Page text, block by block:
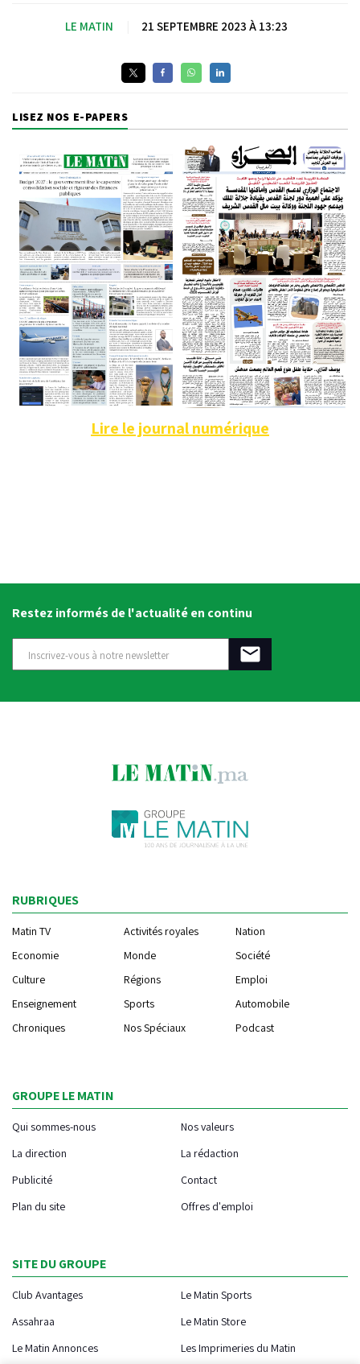
LE MATIN 21 SEPTEMBRE 2023 À 13:23
LISEZ NOS E-PAPERS
Lire le journal numérique
Restez informés de l'actualité en continu
RUBRIQUES
Matin TV Activités royales
Nation
Economie
Monde
Société
Culture
Régions
Emploi
Enseignement
Sports
Automobile
Chroniques
Nos Spéciaux Podcast
GROUPE LE MATIN
Qui sommes-nous
Nos valeurs
La direction
La rédaction
Publicité
Contact
Plan du site
Offres d'emploi
SITE DU GROUPE
Club Avantages
Le Matin Sports
Assahraa
Le Matin Store
Le Matin Annonces
Les Imprimeries du Matin